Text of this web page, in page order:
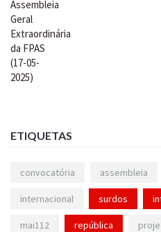
ETIQUETAS
convocatória assembleia
internacional surdos
mai112 república